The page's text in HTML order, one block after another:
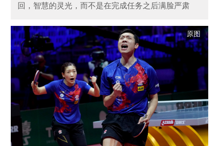
回，智慧的灵光，而不是在完成任务之后满脸严肃
原图